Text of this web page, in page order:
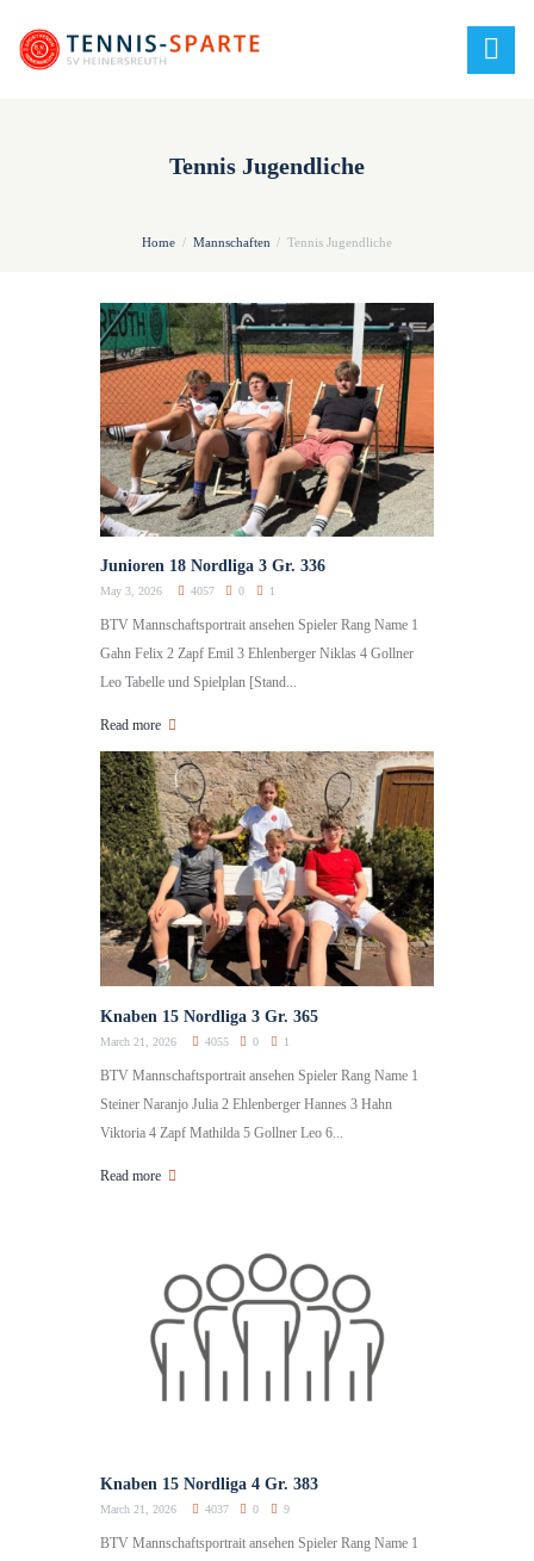
Tennis Jugendliche
Home Mannschaften Tennis Jugendliche
Junioren 18 Nordliga 3 Gr. 336
May 3, 2026 4057 0 1
BTV Mannschaftsportrait ansehen Spieler Rang Name 1
Gahn Felix 2 Zapf Emil 3 Ehlenberger Niklas 4 Gollner
Leo Tabelle und Spielplan [Stand...
Read more
Knaben 15 Nordliga 3 Gr. 365
March 21, 2026 4055 0 1
BTV Mannschaftsportrait ansehen Spieler Rang Name 1
Steiner Naranjo Julia 2 Ehlenberger Hannes 3 Hahn
Viktoria 4 Zapf Mathilda 5 Gollner Leo 6...
Read more
Knaben 15 Nordliga 4 Gr. 383
March 21, 2026 4037 0 9
BTV Mannschaftsportrait ansehen Spieler Rang Name 1